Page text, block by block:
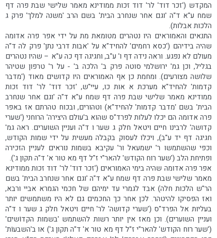
המקדש ('זכר דוד' לר' דוד זכות ממודינא מאמר שלישי שבת פרה דף
שמח ע"א ד"ה 'וגם אחר שנחרב הבית' בשם הרב 'משנה למלך' פרק ג
הלכות אבלות).
התנאים והאמוראים היו נטהרים מטומאת מת על ידי אפר פרה אדומה
שהיה בידיהם ('כסא רחמים' להחיד"א על 'אבות דרבי נתן' פרק לה ד"ה
מעולם לא נפגע. וראה נידה דף ו' ע"ב, וחגיגה דף כה ע"א – שהיו נטהרים
בגליל, וכן גמ' ירושלמי סוטה פרק ב' הלכה ב' - על ר' טרפון שטיהר
שלושה מצורעים). ומחמת כן אף האמוראים היו קדושים מאוד ('מדבר
קדמות' להחיד"א מערכת א אות כו, עיי"ש, 'זכר דוד' לר' דוד זכות
ממודינא מאמר שלישי שבת פרה דף שמח ע"א ד"ה 'וגם אחר שנחרב
הבית' בשם 'מדבר קדמות' להחיד"א) וטהורים, ובכוח טהרתם אז באפר
פרה אדומה הם יכלו לעלות לפרד"ס שהוא ב'עולם היצירה' הרוחני ('שערי
קדושה' לרבינו חיים ויטאל חלק ג שער ו ד"ה ועניין השוערים. ראה גמ'
חגיגה דף יד ע"ב), ויכלו לעסוק בקבלה מעשית על ידי שמות הקודש,
וכפי שהשתמשו ר' ישמעאל ור' עקיבא בשמות נוראים לעניין הזכירה
ופתיחת הלב ('שער רוח הקודש' להאר"י ז"ל דף מא טור א' ד"ה תקון ג').
אפר פרה אדומה שהיה בימי האמוראים ('זכר דוד' לר' דוד זכות ממודינא
מאמר שלישי שבת פרה דף שמח ע"א ד"ה 'וגם אחר שנחרב הבית' בשם
הר"ש הלכות חלה) אבד לגמרי עד ימיהם של חכמי הגמרא אביי ורבא,
ואז הפסיקו להיטהר. לכן אחר כך החכמים גם לא היו משתמשים יותר
בעליות אל הפרד"ס ('שערי קדושה' לר' חיים ויטאל חלק ג שער ו ד"ה
ועניין השוערים). וכן מאז אין יותר רשות להשתמש 'בשמות הקדוֹשים'
('שער רוח הקודש' להאר"י ז"ל דף מא טור א' ד"ה תקון ג') או ב'השבעוֹת'